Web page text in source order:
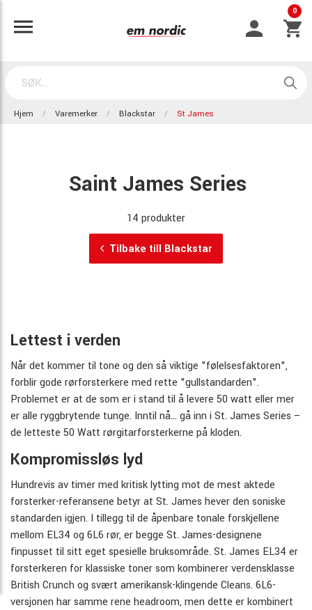
0
Hjem Varemerker Blackstar St James
Saint James Series
14 produkter
Tilbake till Blackstar
Lettest i verden
Når det kommer til tone og den så viktige "følelsesfaktoren",
forblir gode rørforsterkere med rette "gullstandarden".
Problemet er at de som er i stand til å levere 50 watt eller mer
er alle ryggbrytende tunge. Inntil nå... gå inn i St. James Series –
de letteste 50 Watt rørgitarforsterkerne på kloden.
Kompromissløs lyd
Hundrevis av timer med kritisk lytting mot de mest aktede
forsterker-referansene betyr at St. James hever den soniske
standarden igjen. I tillegg til de åpenbare tonale forskjellene
mellom EL34 og 6L6 rør, er begge St. James-designene
finpusset til sitt eget spesielle bruksområde. St. James EL34 er
forsterkeren for klassiske toner som kombinerer verdensklasse
British Crunch og svært amerikansk-klingende Cleans. 6L6-
versjonen har samme rene headroom, men dette er kombinert